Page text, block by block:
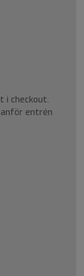
i checkout.
entrén